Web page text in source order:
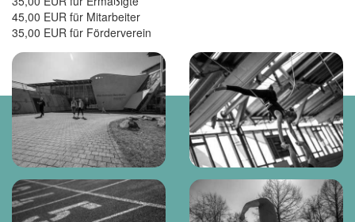
45,00 EUR für Mitarbeiter
35,00 EUR für Förderverein